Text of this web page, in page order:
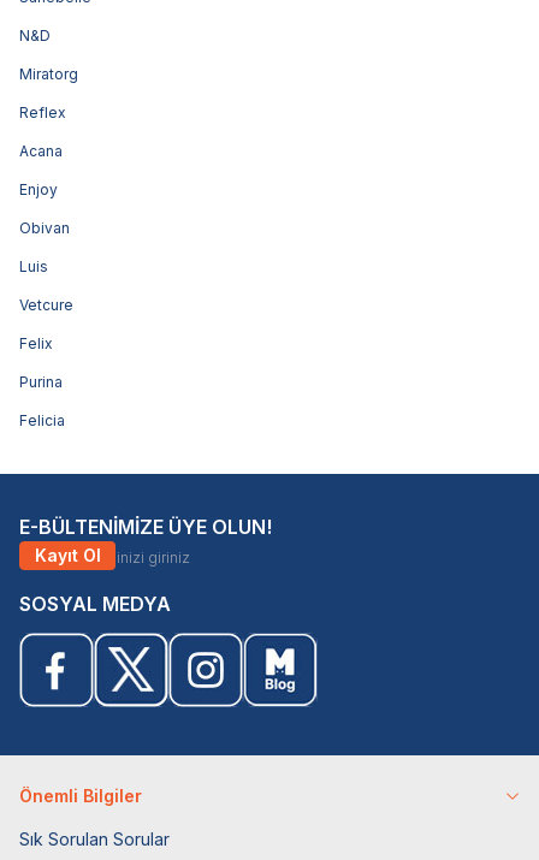
N&D
Miratorg
Reflex
Acana
Enjoy
Obivan
Luis
Vetcure
Felix
Purina
Felicia
E-BÜLTENİMİZE ÜYE OLUN!
Kayıt Ol
SOSYAL MEDYA
Önemli Bilgiler
Sık Sorulan Sorular